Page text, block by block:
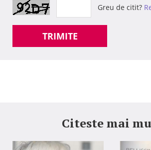
Greu de citit?
TRIMITE
Citeste mai